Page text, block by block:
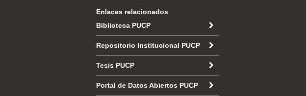
Enlaces relacionados
Biblioteca PUCP
Repositorio Institucional PUCP
Tesis PUCP
Portal de Datos Abiertos PUCP